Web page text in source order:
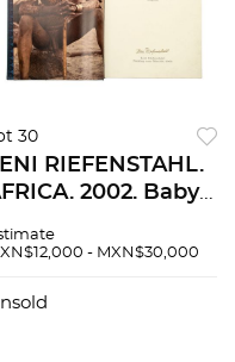
30
RIEFENSTAHL.
2002. Baby
ejemplares.
- MXN$30,000